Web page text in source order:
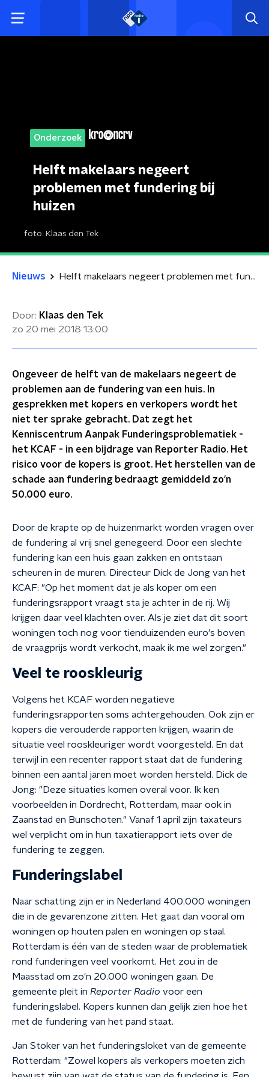
Onderzoek
Helft makelaars negeert
problemen met fundering bij
huizen
foto: Klaas den Tek
Nieuws Helft makelaars negeert problemen met fundering bij huizen
Door: Klaas den Tek
zo 20 mei 2018 13:00
Ongeveer de helft van de makelaars negeert de
problemen aan de fundering van een huis. In
gesprekken met kopers en verkopers wordt het
niet ter sprake gebracht. Dat zegt het
Kenniscentrum Aanpak Funderingsproblematiek -
het KCAF - in een bijdrage van Reporter Radio. Het
risico voor de kopers is groot. Het herstellen van de
schade aan fundering bedraagt gemiddeld zo'n
50.000 euro.
Door de krapte op de huizenmarkt worden vragen over
de fundering al vrij snel genegeerd. Door een slechte
fundering kan een huis gaan zakken en ontstaan
scheuren in de muren. Directeur Dick de Jong van het
KCAF: "Op het moment dat je als koper om een
funderingsrapport vraagt sta je achter in de rij. Wij
krijgen daar veel klachten over. Als je ziet dat dit soort
woningen toch nog voor tienduizenden euro's boven
de vraagprijs wordt verkocht, maak ik me wel zorgen."
Veel te rooskleurig
Volgens het KCAF worden negatieve
funderingsrapporten soms achtergehouden. Ook zijn er
kopers die verouderde rapporten krijgen, waarin de
situatie veel rooskleuriger wordt voorgesteld. En dat
terwijl in een recenter rapport staat dat de fundering
binnen een aantal jaren moet worden hersteld. Dick de
Jong: "Deze situaties komen overal voor. Ik ken
voorbeelden in Dordrecht, Rotterdam, maar ook in
Zaanstad en Bunschoten." Vanaf 1 april zijn taxateurs
wel verplicht om in hun taxatierapport iets over de
fundering te zeggen.
Funderingslabel
Naar schatting zijn er in Nederland 400.000 woningen
die in de gevarenzone zitten. Het gaat dan vooral om
woningen op houten palen en woningen op staal.
Rotterdam is één van de steden waar de problematiek
rond funderingen veel voorkomt. Het zou in de
Maasstad om zo'n 20.000 woningen gaan. De
gemeente pleit in Reporter Radio voor een
funderingslabel. Kopers kunnen dan gelijk zien hoe het
met de fundering van het pand staat.
Jan Stoker van het funderingsloket van de gemeente
Rotterdam: "Zowel kopers als verkopers moeten zich